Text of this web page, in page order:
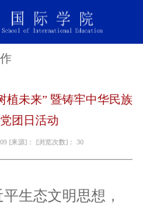
植未来” 暨铸牢中华民族
团日活动
[来源]： [浏览次数]： 30
生态文明思想，